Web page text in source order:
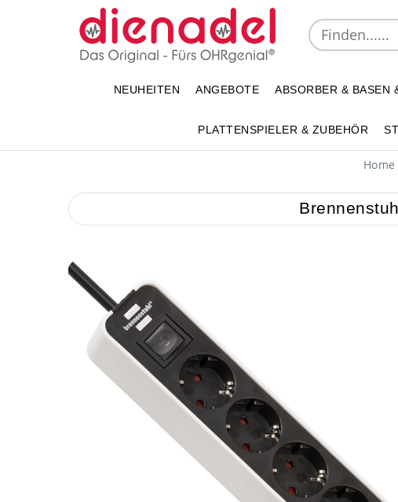
NEUHEITEN ANGEBOTE ABSORBER & BASEN
PLATTENSPIELER & ZUBEHÖR
Home